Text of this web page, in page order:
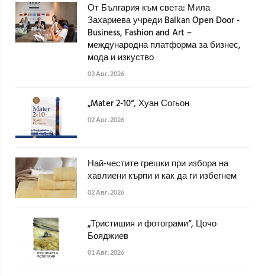
От България към света: Мила
Захариева учреди Balkan Open Door -
Business, Fashion and Art –
международна платформа за бизнес,
мода и изкуство
03 Авг. 2026
„Mater 2-10“, Хуан Согьон
02 Авг. 2026
Най-честите грешки при избора на
хавлиени кърпи и как да ги избегнем
02 Авг. 2026
„Тристишия и фотограми“, Цочо
Бояджиев
01 Авг. 2026